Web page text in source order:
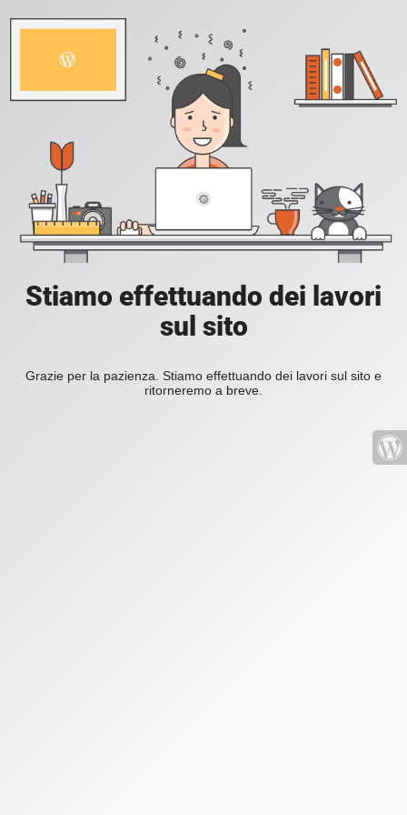
Stiamo effettuando dei lavori
sul sito
Grazie per la pazienza. Stiamo effettuando dei lavori sul sito e
ritorneremo a breve.